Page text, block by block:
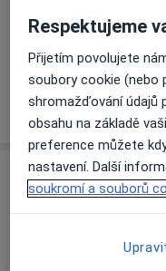
Informace o
Tento specialista
Adresa
Chomutov
Respektujeme
Přijetím povolujete
soubory cookie (nebo
shromažďování údajů
obsahu na základě
preference můžete
nastavení. Další
soukromí a souborů